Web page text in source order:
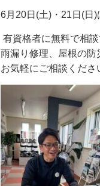
6月20日 (土)・21 日 (日 )
有資格者に無料で相
雨漏り修理、屋根の防
お気軽にご相談くださ